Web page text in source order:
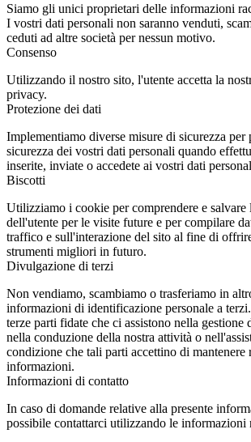
Siamo gli unici proprietari delle informazioni
I vostri dati personali non saranno venduti,
ceduti ad altre società per nessun motivo.
Consenso
Utilizzando il nostro sito, l'utente accetta la
privacy.
Protezione dei dati
Implementiamo diverse misure di sicurezza per
sicurezza dei vostri dati personali quando
inserite, inviate o accedete ai vostri dati
Biscotti
Utilizziamo i cookie per comprendere e salvare
dell'utente per le visite future e per compilare
traffico e sull'interazione del sito al fine di
strumenti migliori in futuro.
Divulgazione di terzi
Non vendiamo, scambiamo o trasferiamo in
informazioni di identificazione personale a
terze parti fidate che ci assistono nella gestione
nella conduzione della nostra attività o
condizione che tali parti accettino di mantenere
informazioni.
Informazioni di contatto
In caso di domande relative alla presente
possibile contattarci utilizzando le informazioni